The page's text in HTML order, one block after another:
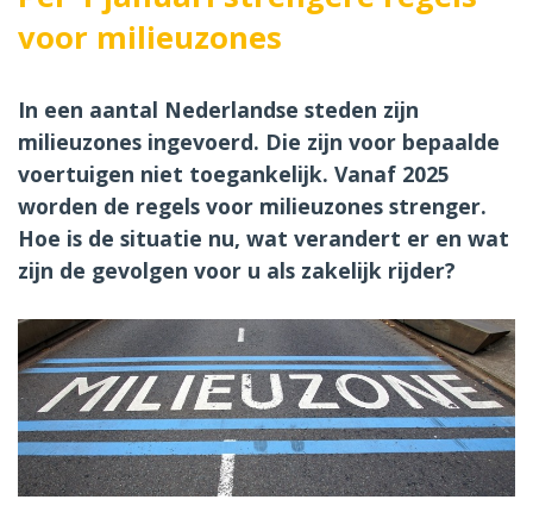
voor milieuzones
In een aantal Nederlandse steden zijn
milieuzones ingevoerd. Die zijn voor bepaalde
voertuigen niet toegankelijk. Vanaf 2025
worden de regels voor milieuzones strenger.
Hoe is de situatie nu, wat verandert er en wat
zijn de gevolgen voor u als zakelijk rijder?